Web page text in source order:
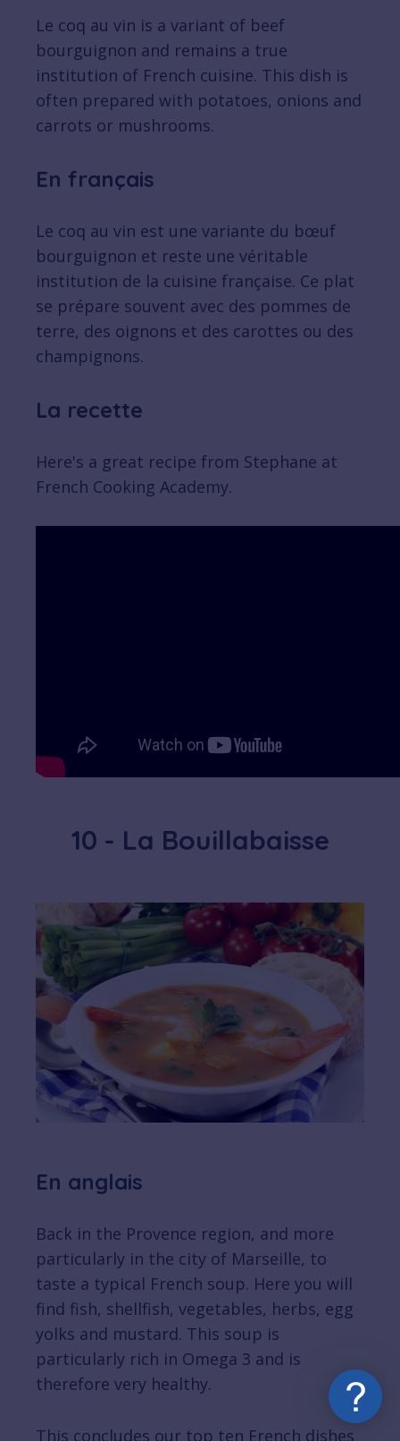
Le coq au vin is a variant of beef
bourguignon and remains a true
institution of French cuisine. This dish is
often prepared with potatoes, onions and
carrots or mushrooms.
En français
Le coq au vin est une variante du bœuf
bourguignon et reste une véritable
institution de la cuisine française. Ce plat
se prépare souvent avec des pommes de
terre, des oignons et des carottes ou des
champignons.
La recette
Here's a great recipe from Stephane at
French Cooking Academy.
10 - La Bouillabaisse
En anglais
Back in the Provence region, and more
particularly in the city of Marseille, to
taste a typical French soup. Here you will
find fish, shellfish, vegetables, herbs, egg
yolks and mustard. This soup is
particularly rich in Omega 3 and is
therefore very healthy.
This concludes our top ten French dishes